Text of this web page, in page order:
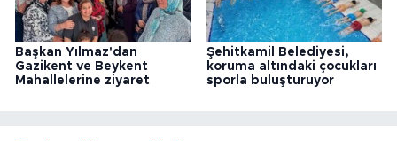
Başkan Yılmaz'dan
Gazikent ve Beykent
Mahallelerine ziyaret
Şehitkamil Belediyesi,
koruma altındaki çocukları
sporla buluşturuyor